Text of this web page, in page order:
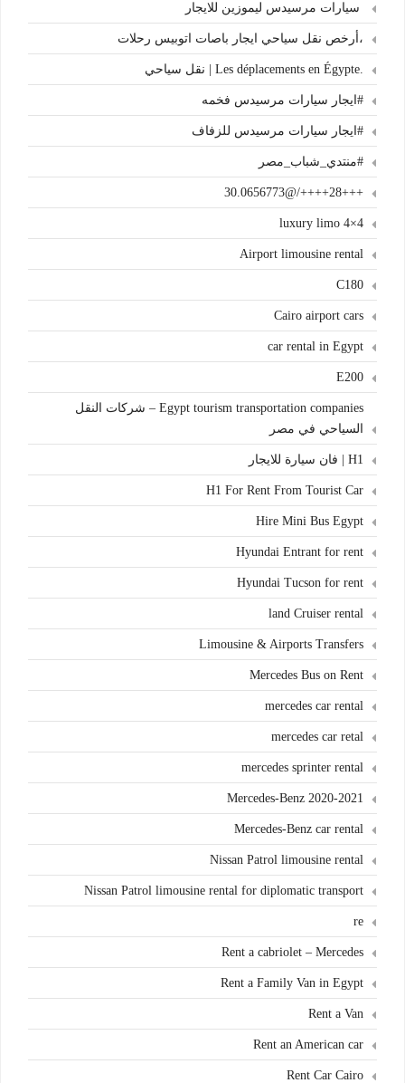
سيارات مرسيدس ليموزين للايجار
،أرخص نقل سياحي ايجار باصات اتوبيس رحلات
.Les déplacements en Égypte | نقل سياحي
#ايجار سيارات مرسيدس فخمه
#ايجار سيارات مرسيدس للزفاف
#منتدي_شباب_مصر
+++28++++/@30.0656773
4×4 luxury limo
Airport limousine rental
C180
Cairo airport cars
car rental in Egypt
E200
Egypt tourism transportation companies – شركات النقل
السياحي في مصر
H1 | فان سيارة للايجار
H1 For Rent From Tourist Car
Hire Mini Bus Egypt
Hyundai Entrant for rent
Hyundai Tucson for rent
land Cruiser rental
Limousine & Airports Transfers
Mercedes Bus on Rent
mercedes car rental
mercedes car retal
mercedes sprinter rental
Mercedes-Benz 2020-2021
Mercedes-Benz car rental
Nissan Patrol limousine rental
Nissan Patrol limousine rental for diplomatic transport
re
Rent a cabriolet – Mercedes
Rent a Family Van in Egypt
Rent a Van
Rent an American car
Rent Car Cairo